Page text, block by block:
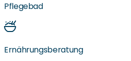
Pflegebad
Ernährungsberatung